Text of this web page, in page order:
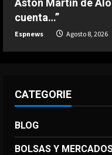
Aston Martin de
cuenta…”
Espnews Agosto 8, 2026
CATEGORIE
BLOG
BOLSAS Y